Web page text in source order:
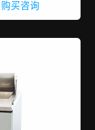
购买咨询